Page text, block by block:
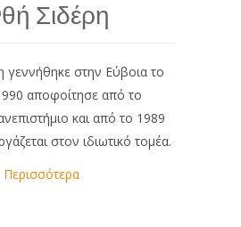
Σιδέρη
γεννήθηκε στην Εύβοια το
αποφοίτησε από το
και από το 1989
στον ιδιωτικό τομέα.
Περισσότερα